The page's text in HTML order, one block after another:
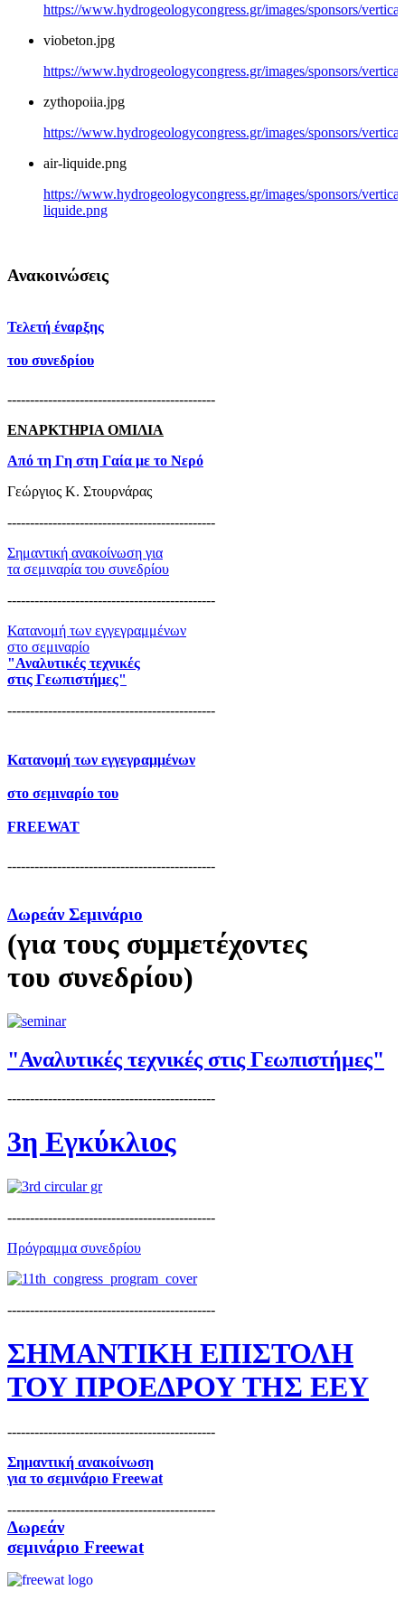
https://www.hydrogeologycongress.gr/images/sponsors/
viobeton.jpg
https://www.hydrogeologycongress.gr/images/sponsors/
zythopoiia.jpg
https://www.hydrogeologycongress.gr/images/sponsors/
air-liquide.png
https://www.hydrogeologycongress.gr/images/sponsors/
liquide.png
Ανακοινώσεις
Τελετή έναρξης
του συνεδρίου
----------------------------------------------
ΕΝΑΡΚΤΗΡΙΑ ΟΜΙΛΙΑ
Από τη Γη στη Γαία με το Νερό
Γεώργιος Κ. Στουρνάρας
----------------------------------------------
Σημαντική ανακοίνωση για
τα σεμιναρία του συνεδρίου
----------------------------------------------
Κατανομή των εγγεγραμμένων
στο σεμιναρίο
"Αναλυτικές τεχνικές
στις Γεωπιστήμες"
----------------------------------------------
Κατανομή των εγγεγραμμένων
στο σεμιναρίο του
FREEWAT
----------------------------------------------
Δωρεάν Σεμινάριο
(για τους συμμετέχοντες
του συνεδρίου)
"Αναλυτικές τεχνικές στις Γεωπιστήμες"
----------------------------------------------
3η Εγκύκλιος
----------------------------------------------
Πρόγραμμα συνεδρίου
----------------------------------------------
ΣΗΜΑΝΤΙΚΗ ΕΠΙΣΤΟΛΗ
ΤΟΥ ΠΡΟΕΔΡΟΥ ΤΗΣ ΕΕΥ
----------------------------------------------
Σημαντική ανακοίνωση
για το σεμινάριο Freewat
----------------------------------------------
Δωρεάν
σεμινάριο Freewat